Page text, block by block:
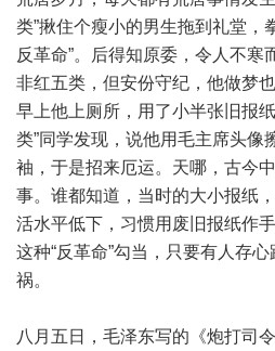
类”揪住个瘦小的男生拖到礼堂，
反革命”。后得知原委，令人不寒
非红五类，但安份守纪，他做梦
早上他上厕所，用了小半张旧报
类”同学发现，说他用毛主席头像
袖，于是招来厄运。天哪，古今
事。谁都知道，当时的大小报纸
活水平低下，习惯用废旧报纸作
这种“反革命”勾当，只要有人存
祸。
八月五日，毛泽东写的《炮打司